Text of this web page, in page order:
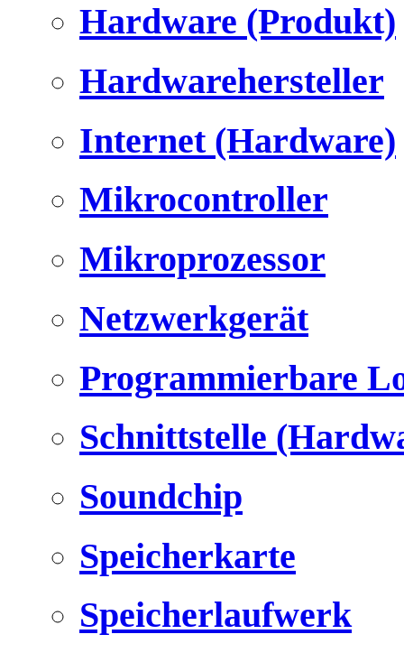
Hardware (Produkt)
Hardwarehersteller
Internet (Hardware)
Mikrocontroller
Mikroprozessor
Netzwerkgerät
Programmierbare
Schnittstelle
Soundchip
Speicherkarte
Speicherlaufwerk